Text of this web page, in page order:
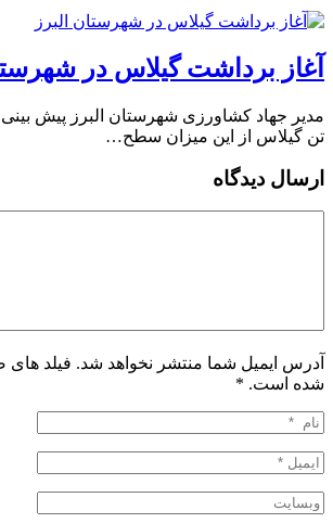
آغاز برداشت گیلاس در
تن گیلاس از این میزان سطح…
ارسال دیدگاه
آدرس ایمیل شما منتشر نخواهد شد. فیلد
شده است. *